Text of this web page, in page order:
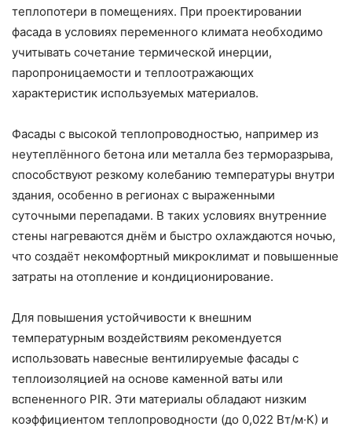
теплопотери в помещениях. При проектировании
фасада в условиях переменного климата необходимо
учитывать сочетание термической инерции,
паропроницаемости и теплоотражающих
характеристик используемых материалов.
Фасады с высокой теплопроводностью, например из
неутеплённого бетона или металла без терморазрыва,
способствуют резкому колебанию температуры внутри
здания, особенно в регионах с выраженными
суточными перепадами. В таких условиях внутренние
стены нагреваются днём и быстро охлаждаются ночью,
что создаёт некомфортный микроклимат и повышенные
затраты на отопление и кондиционирование.
Для повышения устойчивости к внешним
температурным воздействиям рекомендуется
использовать навесные вентилируемые фасады с
теплоизоляцией на основе каменной ваты или
вспененного PIR. Эти материалы обладают низким
коэффициентом теплопроводности (до 0,022 Вт/м·К) и